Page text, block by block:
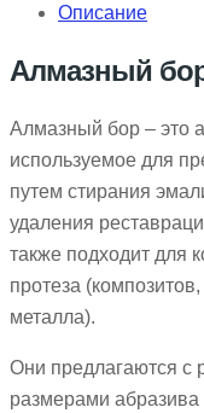
Описание
Алмазный
Алмазный бор – это
используемое для
путем стирания
удаления
также подходит для
протеза
металла).
Они предлагаются с
размерами абразива